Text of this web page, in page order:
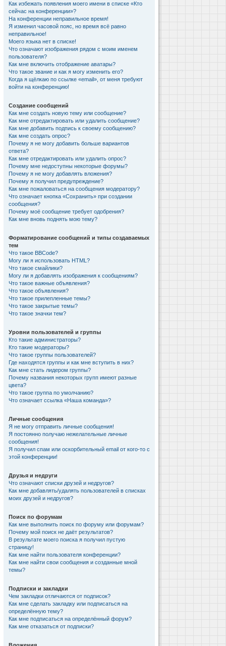
Как избежать появления моего имени в списке «Кто
сейчас на конференции»?
На конференции неправильное время!
Я изменил часовой пояс, но время всё равно
неправильное!
Моего языка нет в списке!
Что означают изображения рядом с моим именем
пользователя?
Как мне включить отображение аватары?
Что такое звание и как я могу изменить его?
Когда я щёлкаю по ссылке «email», от меня требуют
войти на конференцию!
Создание сообщений
Как мне создать новую тему или сообщение?
Как мне отредактировать или удалить сообщение?
Как мне добавить подпись к своему сообщению?
Как мне создать опрос?
Почему я не могу добавить больше вариантов
ответа?
Как мне отредактировать или удалить опрос?
Почему мне недоступны некоторые форумы?
Почему я не могу добавлять вложения?
Почему я получил предупреждение?
Как мне пожаловаться на сообщения модератору?
Что означает кнопка «Сохранить» при создании
сообщения?
Почему моё сообщение требует одобрения?
Как мне вновь поднять мою тему?
Форматирование сообщений и типы создаваемых
тем
Что такое BBCode?
Могу ли я использовать HTML?
Что такое смайлики?
Могу ли я добавлять изображения к сообщениям?
Что такое важные объявления?
Что такое объявления?
Что такое прилепленные темы?
Что такое закрытые темы?
Что такое значки тем?
Уровни пользователей и группы
Кто такие администраторы?
Кто такие модераторы?
Что такое группы пользователей?
Где находятся группы и как мне вступить в них?
Как мне стать лидером группы?
Почему названия некоторых групп имеют разные
цвета?
Что такое группа по умолчанию?
Что означает ссылка «Наша команда»?
Личные сообщения
Я не могу отправить личные сообщения!
Я постоянно получаю нежелательные личные
сообщения!
Я получил спам или оскорбительный email от кого-то с
этой конференции!
Друзья и недруги
Что означают списки друзей и недругов?
Как мне добавлять/удалять пользователей в списках
моих друзей и недругов?
Поиск по форумам
Как мне выполнить поиск по форуму или форумам?
Почему мой поиск не даёт результатов?
В результате моего поиска я получил пустую
страницу!
Как мне найти пользователя конференции?
Как мне найти свои сообщения и созданные мной
темы?
Подписки и закладки
Чем закладки отличаются от подписок?
Как мне сделать закладку или подписаться на
определённую тему?
Как мне подписаться на определённый форум?
Как мне отказаться от подписки?